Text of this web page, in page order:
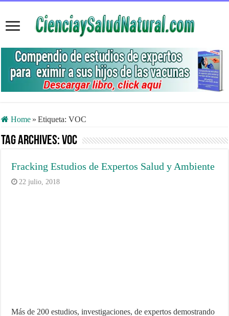
Home » Etiqueta:VOC
Tag Archives:VOC
Fracking Estudios de Expertos Salud y Ambiente
22 julio, 2018
Más de 200 estudios, investigaciones, de expertos demostrando